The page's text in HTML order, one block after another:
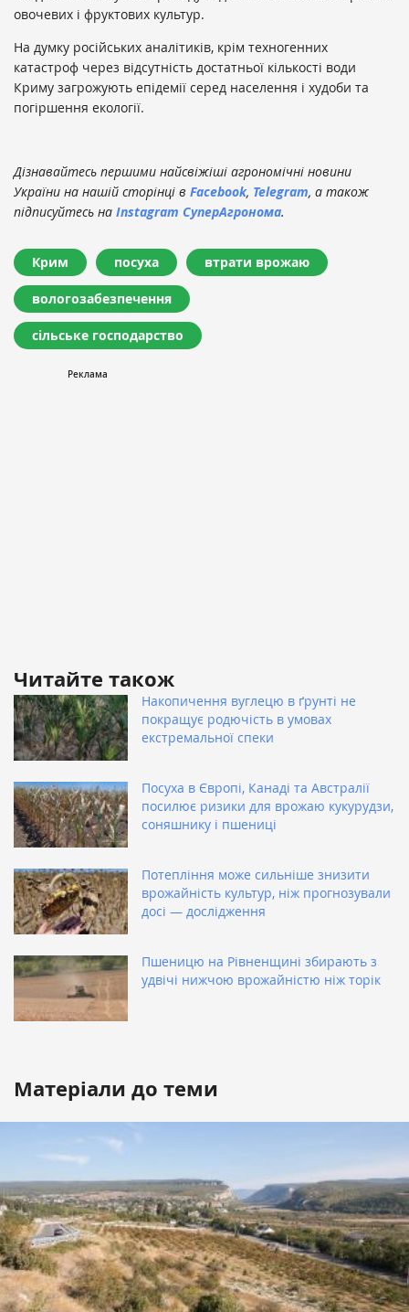
овочевих і фруктових культур.
На думку російських аналітиків, крім техногенних
катастроф через відсутність достатньої кількості води
Криму загрожують епідемії серед населення і худоби та
погіршення екології.
Дізнавайтесь першими найсвіжіші агрономічні новини
України на нашій сторінці в Facebook, Telegram, а також
підписуйтесь на Instagram СуперАгронома.
Крим посуха втрати врожаю
вологозабезпечення
сільське господарство
Читайте також
Накопичення вуглецю в ґрунті не
покращує родючість в умовах
екстремальної спеки
Посуха в Європі, Канаді та Австралії
посилює ризики для врожаю кукурудзи,
соняшнику і пшениці
Потепління може сильніше знизити
врожайність культур, ніж прогнозували
досі — дослідження
Пшеницю на Рівненщині збирають з
удвічі нижчою врожайністю ніж торік
Матеріали до теми